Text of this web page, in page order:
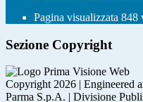
Pagina visualizzata 848
Sezione Copyright
Copyright 2026 | Engineered
Parma S.p.A. | Divisione